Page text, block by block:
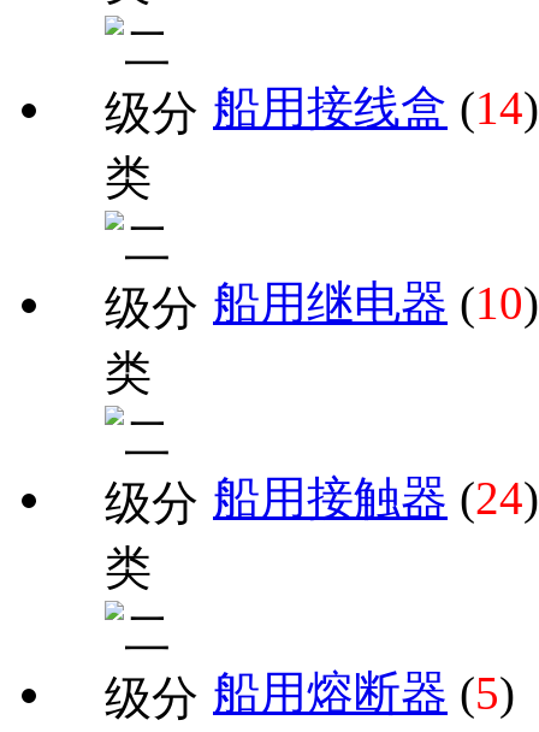
船用接线盒 (14)
船用继电器 (10)
船用接触器 (24)
船用熔断器 (5)